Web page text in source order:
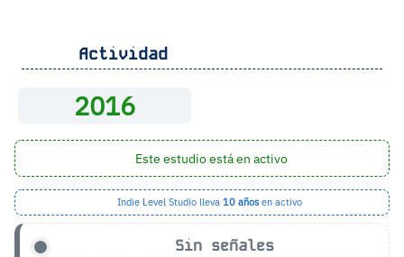
Actividad
2016
Este estudio está en activo
Indie Level Studio lleva 10 años en activo
Sin señales